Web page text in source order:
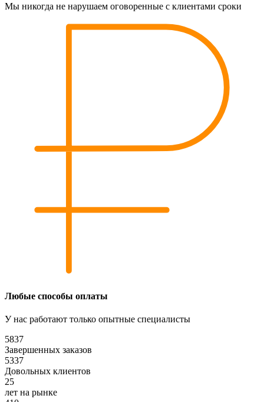
Мы никогда не нарушаем оговоренные с клиентами сроки
Любые способы оплаты
У нас работают только опытные специалисты
5837
Завершенных заказов​
5337
Довольных клиентов
25
лет на рынке